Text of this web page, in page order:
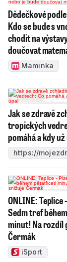
Dědečkové
Kdo se bude s
chodit na
doučovat
Maminka
Jak se zdravě
tropických
pomáhá a kdy
https://
ONLINE: Teplice
Sedm tref
minut! Na rozdíl
Čermák
iSport